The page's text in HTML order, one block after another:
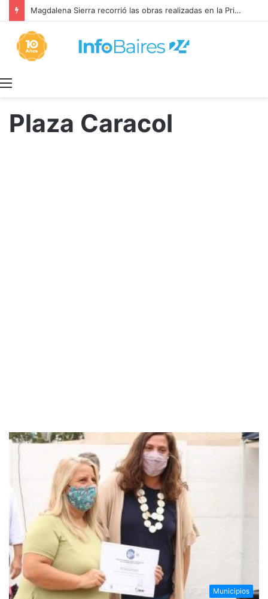
Magdalena Sierra recorrió las obras realizadas en la Primaria 36
Plaza Caracol
Municipios